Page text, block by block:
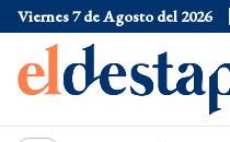
Viernes 7 de Agosto del 2026
Dólar Oficial